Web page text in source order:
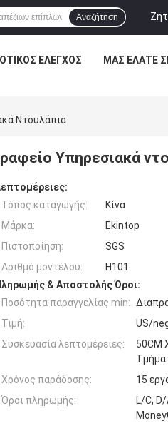
Αναζήτηση
ΈΛΕΓΧΟΣ ΜΑΣ ΕΛΆΤΕ
Ντουλάπια
Υπηρεσιακά
Τόπος καταγωγής:
Κίνα
Μάρκα:
Ekintop
Πιστοποίηση:
SGS
Αριθμό μοντέλου:
H101
& Αποστολής Όροι:
Ποσότητα παραγγελίας min:
Τιμή:
US/
Συσκευασία λεπτομέρειες:
50CM
Χρόνος παράδοσης:
15
Όροι πληρωμής:
L/C,